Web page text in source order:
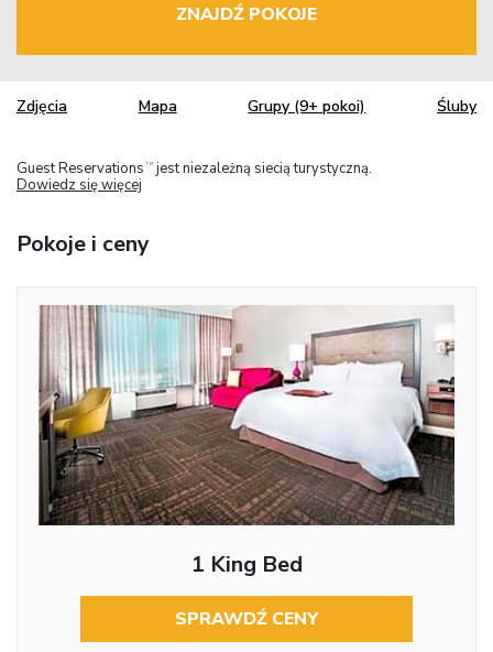
ZNAJDŹ POKOJE
Zdjęcia Mapa Grupy (9+ pokoi) Śluby
Guest Reservations TM jest niezależną siecią turystyczną.
Dowiedz się więcej
Pokoje i ceny
1 King Bed
SPRAWDŹ CENY